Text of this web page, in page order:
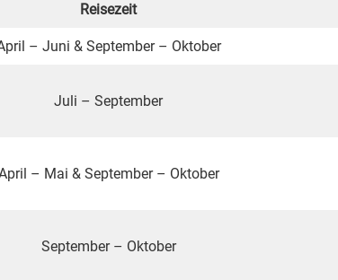
Reisezeit
– Juni & September – Oktober
Juli – September
– Mai & September – Oktober
September – Oktober